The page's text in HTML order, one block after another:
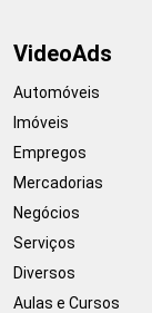
VideoAds
Automóveis
Imóveis
Empregos
Mercadorias
Negócios
Serviços
Diversos
Aulas e Cursos